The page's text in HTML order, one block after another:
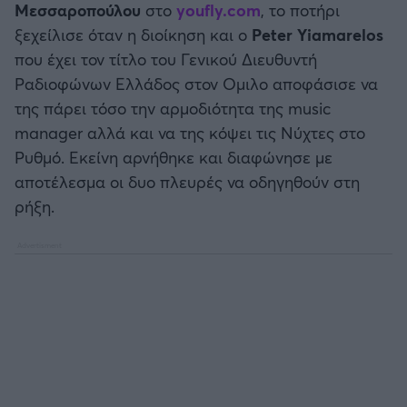
Μεσσαροπούλου στο youfly.com, το ποτήρι
ξεχείλισε όταν η διοίκηση και ο Peter Yiamarelos
που έχει τον τίτλο του Γενικού Διευθυντή
Ραδιοφώνων Ελλάδος στον Ομιλο αποφάσισε να
της πάρει τόσο την αρμοδιότητα της music
manager αλλά και να της κόψει τις Νύχτες στο
Ρυθμό. Εκείνη αρνήθηκε και διαφώνησε με
αποτέλεσμα οι δυο πλευρές να οδηγηθούν στη
ρήξη.